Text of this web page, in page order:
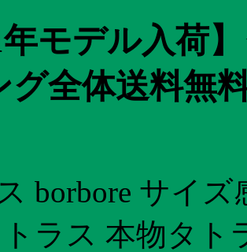
年モデル入荷
グ全体送料無
borbore サイ
トラス 本物タ